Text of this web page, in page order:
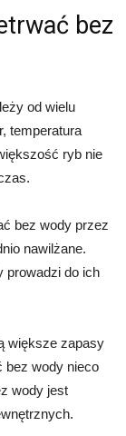
bez
od wielu
temperatura
ryb nie
bez wody przez
nawilżane.
prowadzi do ich
większe zapasy
bez wody nieco
wody jest